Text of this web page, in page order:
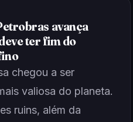
avança
ter fim do
chegou a ser
valiosa do planeta.
ruins, além da